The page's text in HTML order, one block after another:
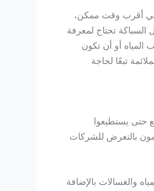
أقرب وقت ممكن،
تحتاج لمعرفة
المياه أو أن تكون
تبعًا لحاجة
يستطيعوا
بالتعرض للشركات
والغسالات بالإضافة